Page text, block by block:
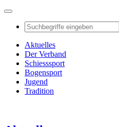
Aktuelles
Der Verband
Schiesssport
Bogensport
Jugend
Tradition